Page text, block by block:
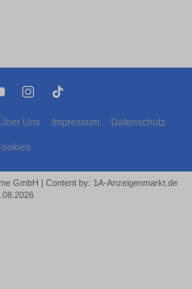
Über Uns Impressum Datenschutz
GmbH | Content by: 1A-Anzeigenmarkt.de